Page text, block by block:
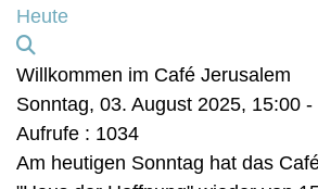
Heute
Willkommen im Café Jerusalem
Sonntag, 03. August 2025, 15:00 -
Aufrufe : 1034
Am heutigen Sonntag hat das